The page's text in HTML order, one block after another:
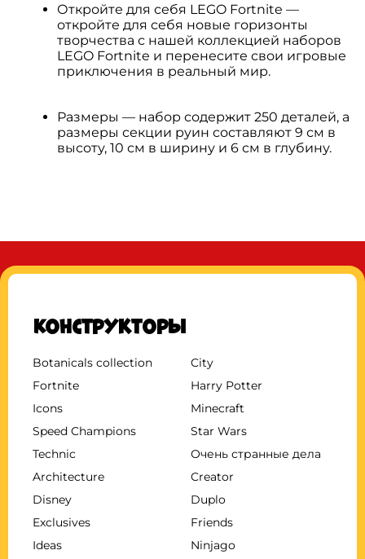
Откройте для себя LEGO Fortnite —
откройте для себя новые горизонты
творчества с нашей коллекцией наборов
LEGO Fortnite и перенесите свои игровые
приключения в реальный мир.
Размеры — набор содержит 250 деталей, а
размеры секции руин составляют 9 см в
высоту, 10 см в ширину и 6 см в глубину.
Конструкторы
Botanicals collection
City
Fortnite
Harry Potter
Icons
Minecraft
Speed Champions
Star Wars
Technic
Очень странные дела
Architecture
Creator
Disney
Duplo
Exclusives
Friends
Ideas
Ninjago